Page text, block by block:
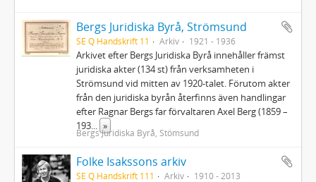
Bergs Juridiska Byrå, Strömsund
SE Q Handskrift 11 Arkiv 1921 - 1936
Arkivet efter Bergs Juridiska Byrå innehåller främst
juridiska akter (134 st) från verksamheten i
Strömsund vid mitten av 1920-talet. Förutom akter
från den juridiska byrån återfinns även handlingar
efter Ragnar Bergs far förvaltaren Axel Berg (1859 –
193... »
Bergs Juridiska Byrå, Stömsund
Folke Isakssons arkiv
SE Q Handskrift 111 Arkiv 1910 - 2013